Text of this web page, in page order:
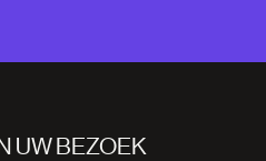
UW BEZOEK